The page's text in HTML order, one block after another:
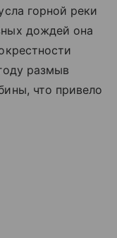
горной реки
дождей она
размыв
что привело